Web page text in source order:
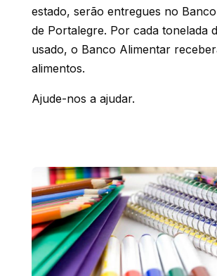
estado, serão entregues no
de Portalegre. Por cada tonelada
usado, o Banco Alimentar
alimentos.
Ajude-nos a ajudar.